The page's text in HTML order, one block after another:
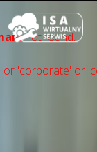
not found.
or 'сorporate' or